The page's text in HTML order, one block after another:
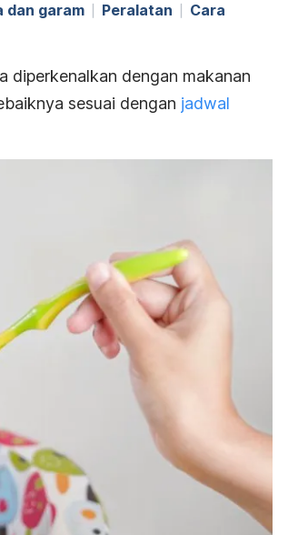
dan garam Peralatan
Cara
diperkenalkan dengan makanan
sesuai dengan jadwal